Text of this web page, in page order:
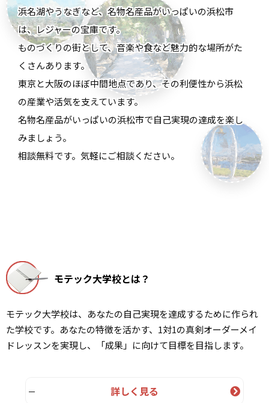
浜名湖やうなぎなど、名物名産品がいっぱいの浜松市
は、レジャーの宝庫です。
ものづくりの街として、音楽や食など魅力的な場所がた
くさんあります。
東京と大阪のほぼ中間地点であり、その利便性から浜松
の産業や活気を支えています。
名物名産品がいっぱいの浜松市で自己実現の達成を楽し
みましょう。
相談無料です。気軽にご相談ください。
モテック大学校とは？
モテック大学校は、あなたの自己実現を達成するために作られ
た学校です。あなたの特徴を活かす、1対1の真剣オーダーメイ
ドレッスンを実現し、「成果」に向けて目標を目指します。
詳しく見る